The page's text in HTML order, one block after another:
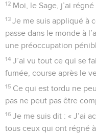
12 Moi, le Sage, j’ai
13 Je me suis appliqué à
passe dans le monde à
une préoccupation
14 J’ai vu tout ce qui se
fumée, course après le
15 Ce qui est tordu ne
pas ne peut pas être
16 Je me suis dit : « J’ai
tous ceux qui ont régné